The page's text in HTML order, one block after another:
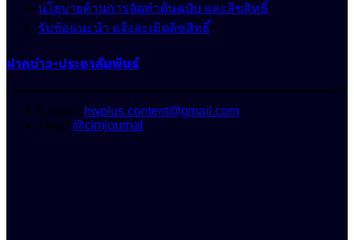
นโยบายด้านการจัดทำต้นฉบับ และลิขสิทธิ์
รับข้อแนะนำ แจ้งละเมิดลิขสิทธิ์
ฝากข่าว-ประชาสัมพันธ์
E-mail : hwplus.content@gmail.com
Line : @cimjournal